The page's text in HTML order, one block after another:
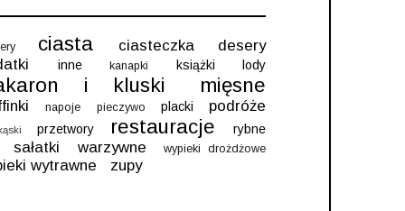
ciasta ciasteczka
desery
inne kanapki książki lody
i kluski mięsne
napoje pieczywo placki podróże
przetwory restauracje rybne
sałatki warzywne wypieki drożdżowe
wytrawne zupy